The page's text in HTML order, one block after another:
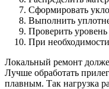
Сформировать
Выполнить
Проверить
При
Локальный ремонт
Лучше обработать
плавным. Так нагрузка